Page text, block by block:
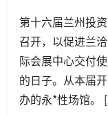
第十六届兰州投
召开，以促进兰
际会展中心交付
的日子。从本届
办的永*性场馆。